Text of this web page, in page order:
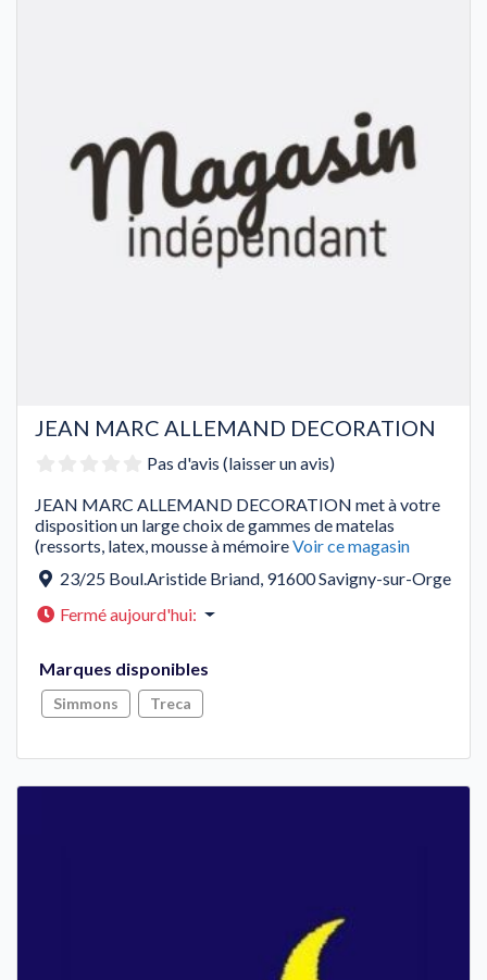
JEAN MARC ALLEMAND DECORATION
Pas d'avis (laisser un avis)
JEAN MARC ALLEMAND DECORATION met à votre
disposition un large choix de gammes de matelas
(ressorts, latex, mousse à mémoireVoir ce magasin
23/25 Boul.Aristide Briand, 91600Savigny-sur-Orge
Fermé aujourd'hui:
Marques disponibles
Simmons Treca